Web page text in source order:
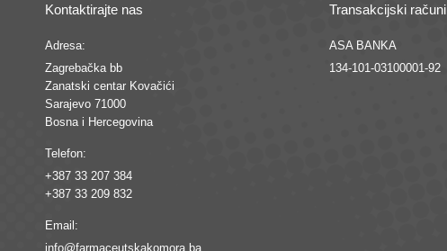
Kontaktirajte nas
Adresa:
Zagrebačka bb
Zanatski centar Kovačići
Sarajevo 71000
Bosna i Hercegovina
Telefon:
+387 33 207 384
+387 33 209 832
Email:
info@farmaceutskakomora.ba
Transakcijski računi
ASA BANKA
134-101-03100001-92